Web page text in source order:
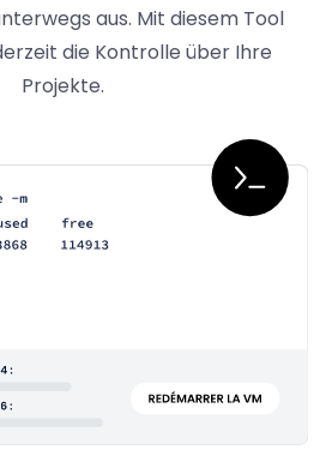
aus. Mit diesem Tool
die Kontrolle über Ihre
Projekte.